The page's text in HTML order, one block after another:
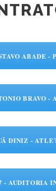
ABADE -
BRAVO -
DINIZ -
- AUDITORIA